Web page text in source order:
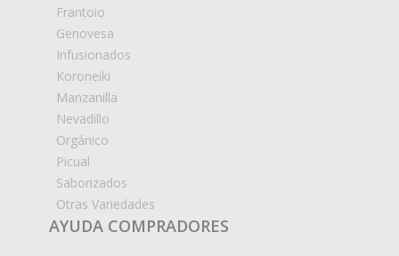
Frantoio
Genovesa
Infusionados
Koroneiki
Manzanilla
Nevadillo
Orgánico
Picual
Saborizados
Otras Variedades
AYUDA COMPRADORES